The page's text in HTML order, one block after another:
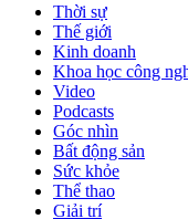
Thời sự
Thế giới
Kinh doanh
Khoa học công
Video
Podcasts
Góc nhìn
Bất động sản
Sức khỏe
Thể thao
Giải trí